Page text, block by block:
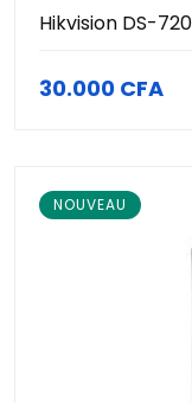
30.000 CFA
NOUVEAU